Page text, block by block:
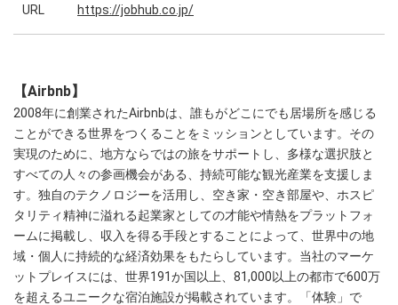
URL https://jobhub.co.jp/
【Airbnb】
2008年に創業されたAirbnbは、誰もがどこにでも居場所を感じる
ことができる世界をつくることをミッションとしています。その
実現のために、地方ならではの旅をサポートし、多様な選択肢と
すべての人々の参画機会がある、持続可能な観光産業を支援しま
す。独自のテクノロジーを活用し、空き家・空き部屋や、ホスピ
タリティ精神に溢れる起業家としての才能や情熱をプラットフォ
ームに掲載し、収入を得る手段とすることによって、世界中の地
域・個人に持続的な経済効果をもたらしています。当社のマーケ
ットプレイスには、世界191か国以上、81,000以上の都市で600万
を超えるユニークな宿泊施設が掲載されています。「体験」で